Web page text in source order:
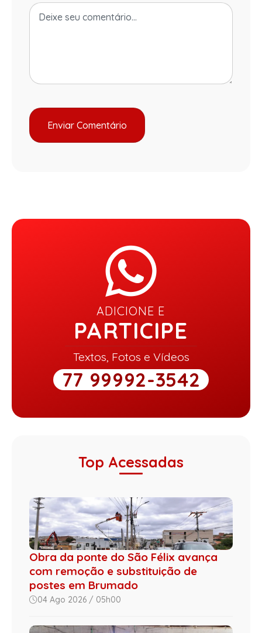
ADICIONE E
PARTICIPE
Textos, Fotos e Vídeos
77 99992-3542
Top Acessadas
Obra da ponte do São Félix avança
com remoção e substituição de
postes em Brumado
04 Ago 2026 / 05h00